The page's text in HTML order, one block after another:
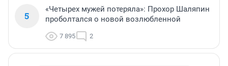
5
«Четырех мужей потеряла»: Прохор Шаляпин
проболтался о новой возлюбленной
7 895 2